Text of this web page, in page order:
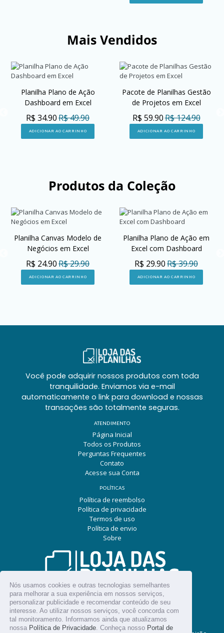
Nós usamos cookies e outras tecnologias semelhantes
para melhorar a sua experiência em nossos serviços,
personalizar publicidade e recomendar conteúdo de seu
interesse. Ao utilizar nossos serviços, você concorda com
tal monitoramento. Informamos ainda que atualizamos
nossa Política de Privacidade . Conheça nosso Portal de
Mais Vendidos
Planilha Plano de Ação
Dashboard em Excel
R$ 34.90R$ 49.90
ADICIONAR AO CARRINHO
Pacote de Planilhas Gestão
de Projetos em Excel
R$ 59.90R$ 124.90
ADICIONAR AO CARRINHO
Produtos da Coleção
Planilha Canvas Modelo de
Negócios em Excel
R$ 24.90R$ 29.90
ADICIONAR AO CARRINHO
Planilha Plano de Ação em
Excel com Dashboard
R$ 29.90R$ 39.90
ADICIONAR AO CARRINHO
Você pode adquirir nossos produtos com toda
tranquilidade. Enviamos via e-mail
automaticamente o link para download e nossas
transações são totalmente seguras.
ATENDIMENTO
Página Inicial
Todos os Produtos
Perguntas Frequentes
Contato
Acesse sua Conta
POLÍTICAS
Política de reembolso
Política de privacidade
Termos de uso
Política de envio
Sobre
SIGA NAS REDES SOCIAIS
Facebook
Pinterest
Instagram
Snapchat
YouTube